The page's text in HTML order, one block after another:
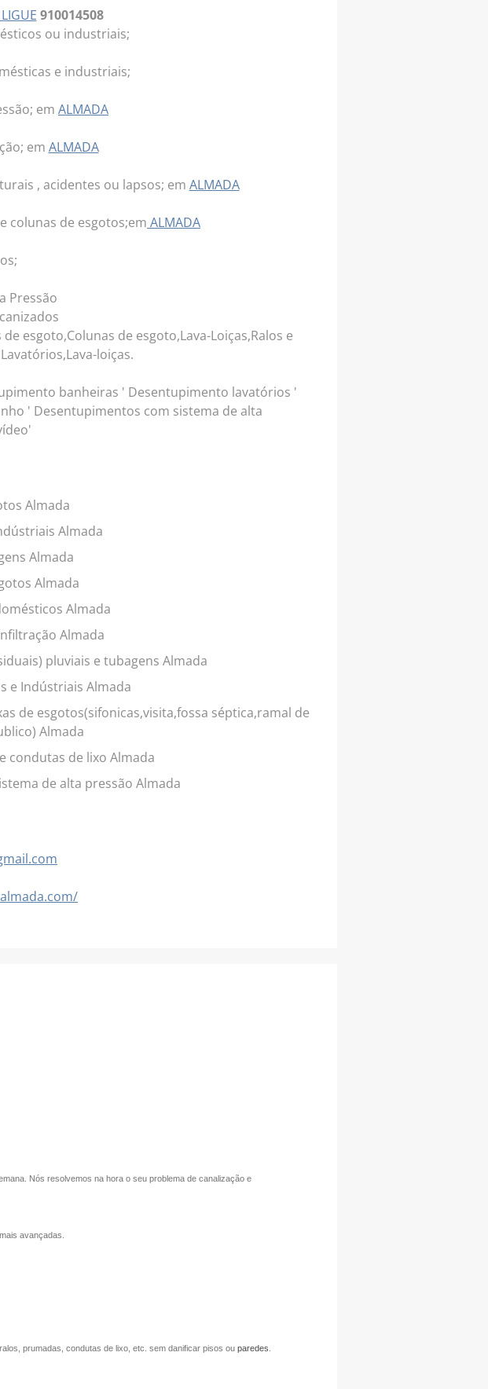
910014508
ou industriais;
e industriais;
em ALMADA
em ALMADA
, acidentes ou lapsos; em ALMADA
colunas de esgotos;em ALMADA
Pressão
esgoto,Colunas de esgoto,Lava-Loiças,Ralos e
loiças.
banheiras ' Desentupimento lavatórios '
' Desentupimentos com sistema de alta
Almada
Almada
Almada
Almada
Almada
Almada
pluviais e tubagens Almada
e Indústriais Almada
de esgotos(sifonicas,visita,fossa séptica,ramal de
Almada
condutas de lixo Almada
de alta pressão Almada
Nós resolvemos na hora o seu problema de canalização e
avançadas.
prumadas, condutas de lixo, etc. sem danificar pisos ou paredes